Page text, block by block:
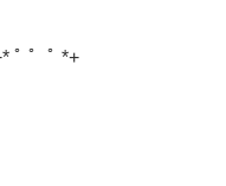
ﾟ ゜ﾟ *+